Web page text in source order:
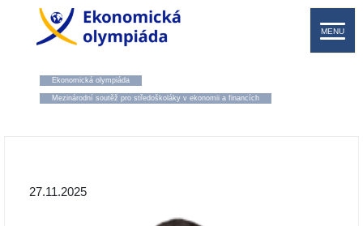
MENU
Ekonomická olympiáda
Mezinárodní soutěž pro středoškoláky v ekonomii a financích
27.11.2025